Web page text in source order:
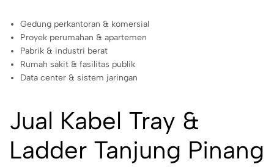
Gedung perkantoran & komersial
Proyek perumahan & apartemen
Pabrik & industri berat
Rumah sakit & fasilitas publik
Data center & sistem jaringan
Jual Kabel Tray &
Ladder Tanjung Pinang